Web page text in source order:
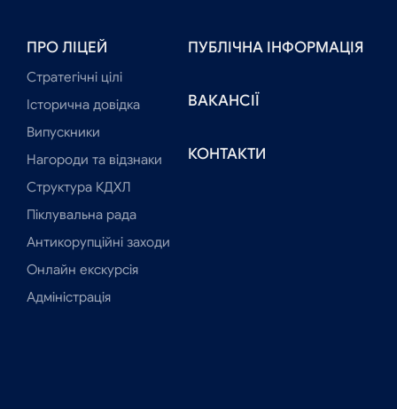
ПРО ЛІЦЕЙ
Стратегічні цілі
Історична довідка
Випускники
Нагороди та відзнаки
Структура КДХЛ
Піклувальна рада
Антикорупційні заходи
Онлайн екскурсія
Адміністрація
ПУБЛІЧНА ІНФОРМАЦІЯ
ВАКАНСІЇ
КОНТАКТИ